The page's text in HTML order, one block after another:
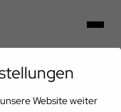
2026
Website weiter